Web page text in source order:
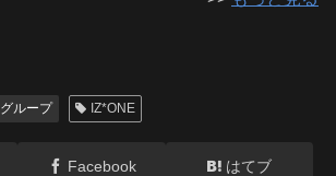
グループ IZ*ONE
Facebook はてブ